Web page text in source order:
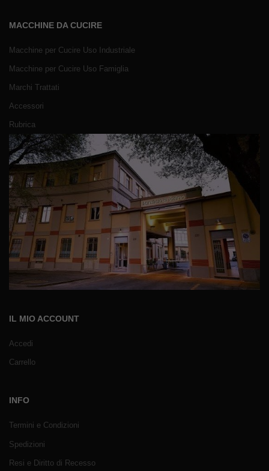
MACCHINE DA CUCIRE
Macchine per Cucire Uso Industriale
Macchine per Cucire Uso Famiglia
Marchi Trattati
Accessori
Rubrica
IL MIO ACCOUNT
Accedi
Carrello
INFO
Termini e Condizioni
Spedizioni
Resi e Diritto di Recesso